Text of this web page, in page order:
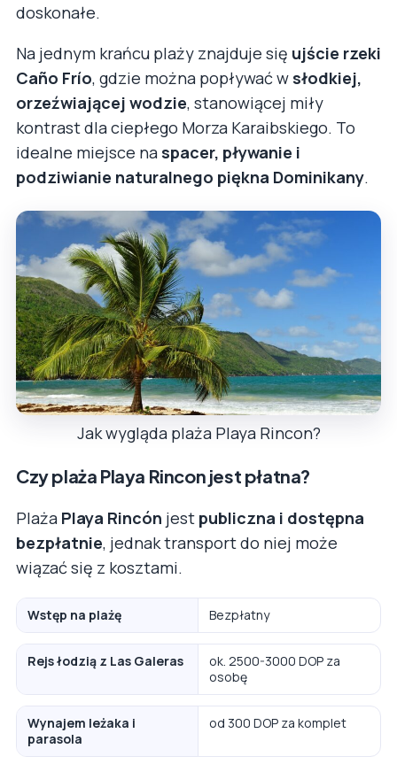
doskonałe.
Na jednym krańcu plaży znajduje się ujście rzeki
Caño Frío, gdzie można popływać w słodkiej,
orzeźwiającej wodzie, stanowiącej miły
kontrast dla ciepłego Morza Karaibskiego. To
idealne miejsce na spacer, pływanie i
podziwianie naturalnego piękna Dominikany.
Jak wygląda plaża Playa Rincon?
Czy plaża Playa Rincon jest płatna?
Plaża Playa Rincón jest publiczna i dostępna
bezpłatnie, jednak transport do niej może
wiązać się z kosztami.
Wstęp na plażę Bezpłatny
Rejs łodzią z Las Galeras
ok. 2500-3000 DOP za
osobę
Wynajem leżaka i
parasola
od 300 DOP za komplet